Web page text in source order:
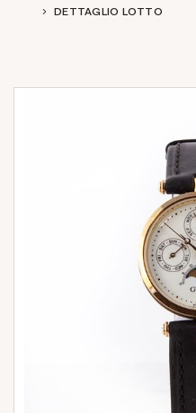
DETTAGLIO LOTTO